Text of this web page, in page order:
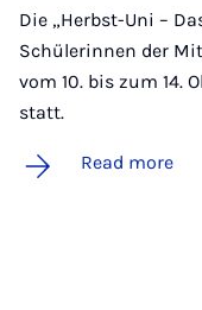
Die „Herbst-Uni –
Schülerinnen der
vom 10. bis zum 14.
statt.
Read more